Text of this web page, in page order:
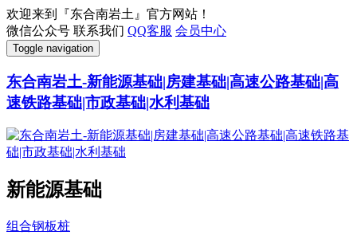
欢迎来到『东合南岩土』官方网站！
微信公众号 联系我们 QQ客服 会员中心
Toggle navigation
东合南岩土-新能源基础|房建基础|高速公路基础|高
速铁路基础|市政基础|水利基础
新能源基础
组合钢板桩